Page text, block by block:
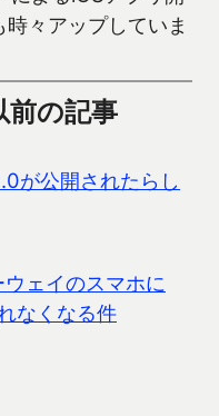
々アップしていま
の記事
が公開されたらし
ェイのスマホに
なくなる件